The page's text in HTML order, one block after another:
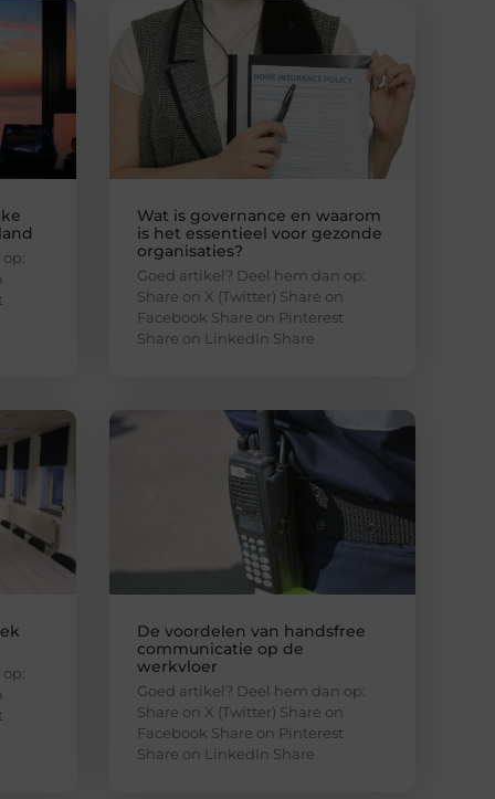
Wat is governance en waarom
is het essentieel voor gezonde
organisaties?
Goed artikel? Deel hem dan op:
Share on X (Twitter) Share on
Facebook Share on Pinterest
Share on LinkedIn Share
De voordelen van handsfree
communicatie op de
werkvloer
Goed artikel? Deel hem dan op:
Share on X (Twitter) Share on
Facebook Share on Pinterest
Share on LinkedIn Share